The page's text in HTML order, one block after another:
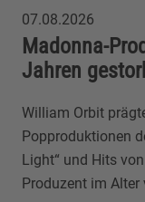
07.08.2026
Madonna-
Jahren
William Orbit
Popproduktionen
Light“ und Hits
Produzent im Alter